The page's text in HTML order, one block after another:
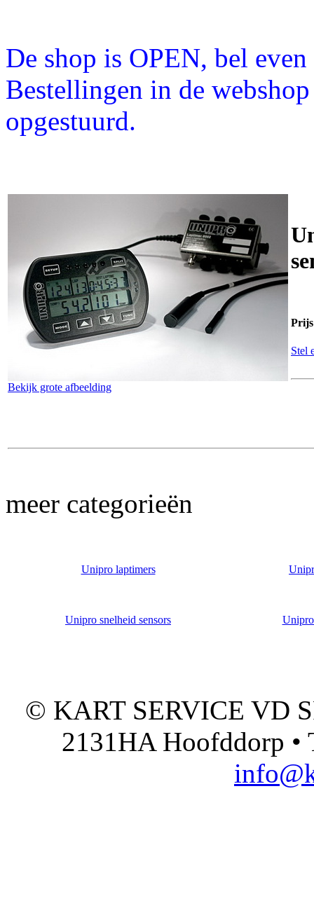
De shop is OPEN, bel
Bestellingen in de
opgestuurd.
Bekijk grote afbeelding
Stel
meer categorieën
Unipro laptimers
Unipro snelheid sensors Unipro
© KART SERVICE VD
2131HA Hoofddorp •